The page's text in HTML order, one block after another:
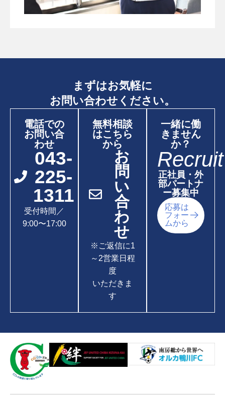
まずはお気軽に
お問い合わせください。
電話での
お問い合
わせ
043-
225-
1311
受付時間／
9:00〜17:00
無料相談
はこちら
から
お
問
い
合
わ
せ
※ご返信に1
～2営業日程
度
いただきま
す
一緒に働
きません
か？
Recruit
正社員・外
部パートナ
ー募集中
応募は
フォー
ムから